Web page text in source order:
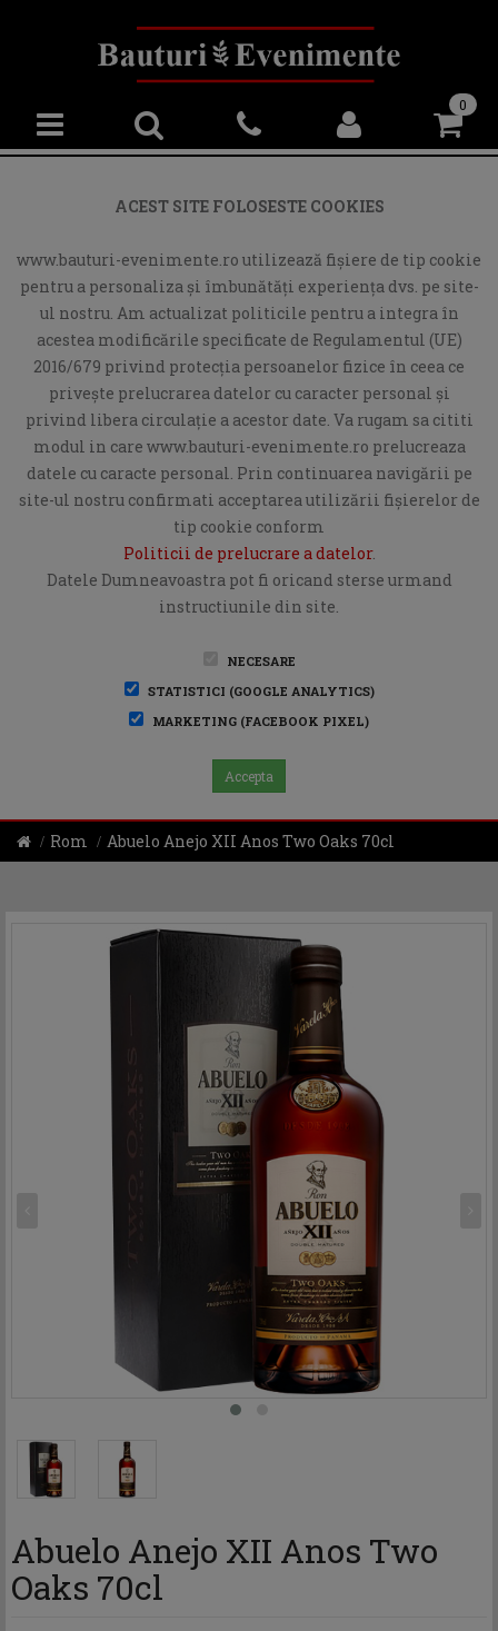
0
ACEST SITE FOLOSESTE COOKIES
www.bauturi-evenimente.ro utilizează fişiere de tip cookie
pentru a personaliza și îmbunătăți experiența dvs. pe site-
ul nostru. Am actualizat politicile pentru a integra în
acestea modificările specificate de Regulamentul (UE)
2016/679 privind protecția persoanelor fizice în ceea ce
privește prelucrarea datelor cu caracter personal și
privind libera circulație a acestor date. Va rugam sa cititi
modul in care www.bauturi-evenimente.ro prelucreaza
datele cu caracte personal. Prin continuarea navigării pe
site-ul nostru confirmati acceptarea utilizării fişierelor de
tip cookie conform
Politicii de prelucrare a datelor.
Datele Dumneavoastra pot fi oricand sterse urmand
instructiunile din site.
NECESARE
STATISTICI (GOOGLE ANALYTICS)
MARKETING (FACEBOOK PIXEL)
Accepta
Rom Abuelo Anejo XII Anos Two Oaks 70cl
Abuelo Anejo XII Anos Two
Oaks 70cl